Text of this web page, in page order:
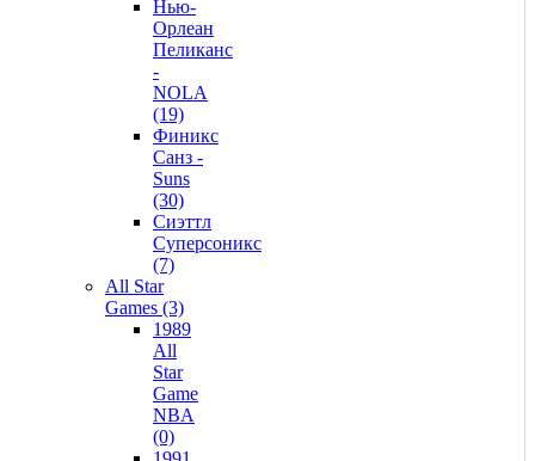
Нью-
Орлеан
Пеликанс
-
NOLA
(19)
Финикс
Санз -
Suns
(30)
Сиэттл
Суперсоникс
(7)
All Star
Games (3)
1989
All
Star
Game
NBA
(0)